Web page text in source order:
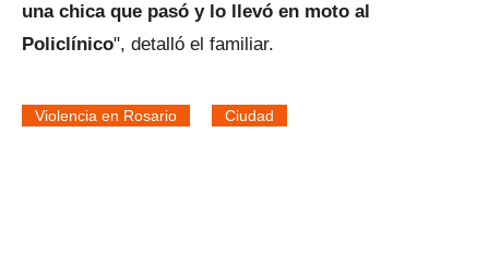
una chica que pasó y lo llevó en moto al
Policlínico", detalló el familiar.
Violencia en Rosario Ciudad